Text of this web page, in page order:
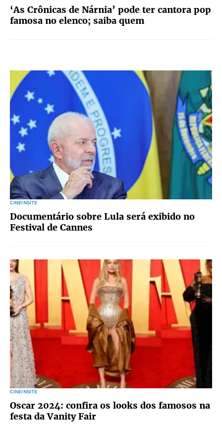
‘As Crônicas de Nárnia’ pode ter cantora pop
famosa no elenco; saiba quem
CINEINSITE
Documentário sobre Lula será exibido no
Festival de Cannes
CINEINSITE
Oscar 2024: confira os looks dos famosos na
festa da Vanity Fair